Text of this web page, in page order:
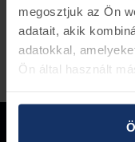
megosztjuk az Ön
adatait, akik
adatokkal,
Ön által használt